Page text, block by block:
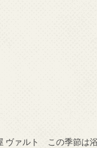
ヴァルト この季節は